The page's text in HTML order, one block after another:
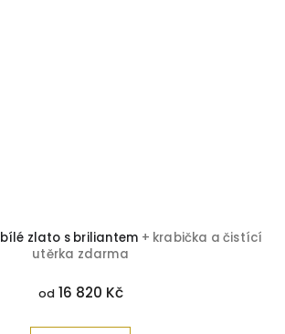
zlato s briliantem + krabička a čistící
utěrka zdarma
od16 820 Kč